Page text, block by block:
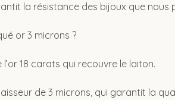
la résistance des bijoux que nous
or 3 microns ?
18 carats qui recouvre le laiton.
de 3 microns, qui garantit la